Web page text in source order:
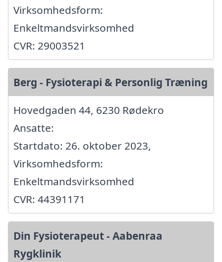
Virksomhedsform:
Enkeltmandsvirksomhed
CVR: 29003521
Berg - Fysioterapi & Personlig Træning
Hovedgaden 44, 6230 Rødekro
Ansatte:
Startdato: 26. oktober 2023,
Virksomhedsform:
Enkeltmandsvirksomhed
CVR: 44391171
Din Fysioterapeut - Aabenraa
Rygklinik